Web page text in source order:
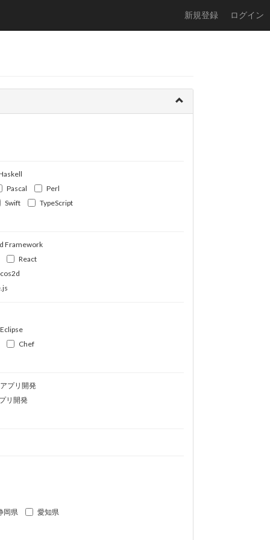
新規登録 ログイン
Pascal
Perl
Swift
TypeScript
Framework
React
Eclipse
Chef
プリ開発
リ開発
岡県
愛知県